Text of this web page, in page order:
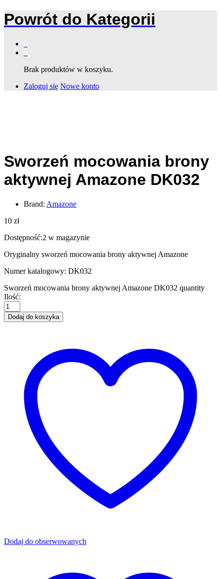
Powrót do Kategorii
Brak produktów w koszyku.
Zaloguj się Nowe konto
Sworzeń mocowania brony
aktywnej Amazone DK032
Brand: Amazone
10 zł
Dostępność:2 w magazynie
Oryginalny sworzeń mocowania brony aktywnej Amazone
Numer katalogowy: DK032
Sworzeń mocowania brony aktywnej Amazone DK032 quantity
Ilość:
Dodaj do koszyka
Dodaj do obserwowanych